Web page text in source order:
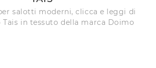
salotti moderni, clicca e leggi di
in tessuto della marca Doimo